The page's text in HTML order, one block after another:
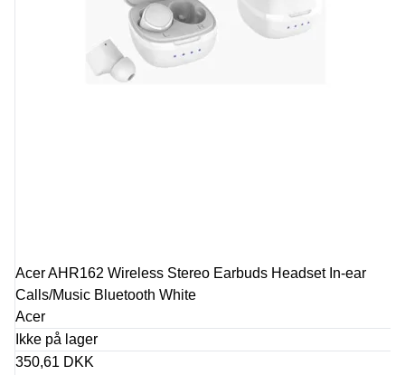
Acer AHR162 Wireless Stereo Earbuds Headset In-ear
Calls/Music Bluetooth White
Acer
Ikke på lager
350,61 DKK